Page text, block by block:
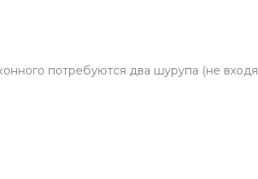
потребуются два шурупа (не